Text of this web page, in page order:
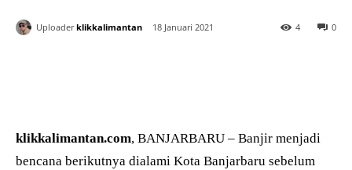
Uploader klikkalimantan 18 Januari 2021 0
4
klikkalimantan.com, BANJARBARU – Banjir menjadi
bencana berikutnya dialami Kota Banjarbaru sebelum